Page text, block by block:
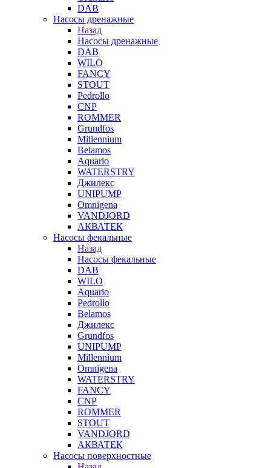
DAB
Насосы дренажные
Назад
Насосы дренажные
DAB
WILO
FANCY
STOUT
Pedrollo
CNP
ROMMER
Grundfos
Millennium
Belamos
Aquario
WATERSTRY
Джилекс
UNIPUMP
Omnigena
VANDJORD
АКВАТЕК
Насосы фекальные
Назад
Насосы фекальные
DAB
WILO
Aquario
Pedrollo
Belamos
Джилекс
Grundfos
UNIPUMP
Millennium
Omnigena
WATERSTRY
FANCY
CNP
ROMMER
STOUT
VANDJORD
АКВАТЕК
Насосы поверхностные